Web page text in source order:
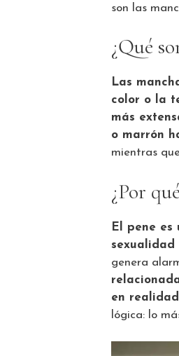
son las
¿Qué
Las
color o la
más
o marrón
mientras
¿Por
El pene
sexualidad
genera
en
lógica: lo